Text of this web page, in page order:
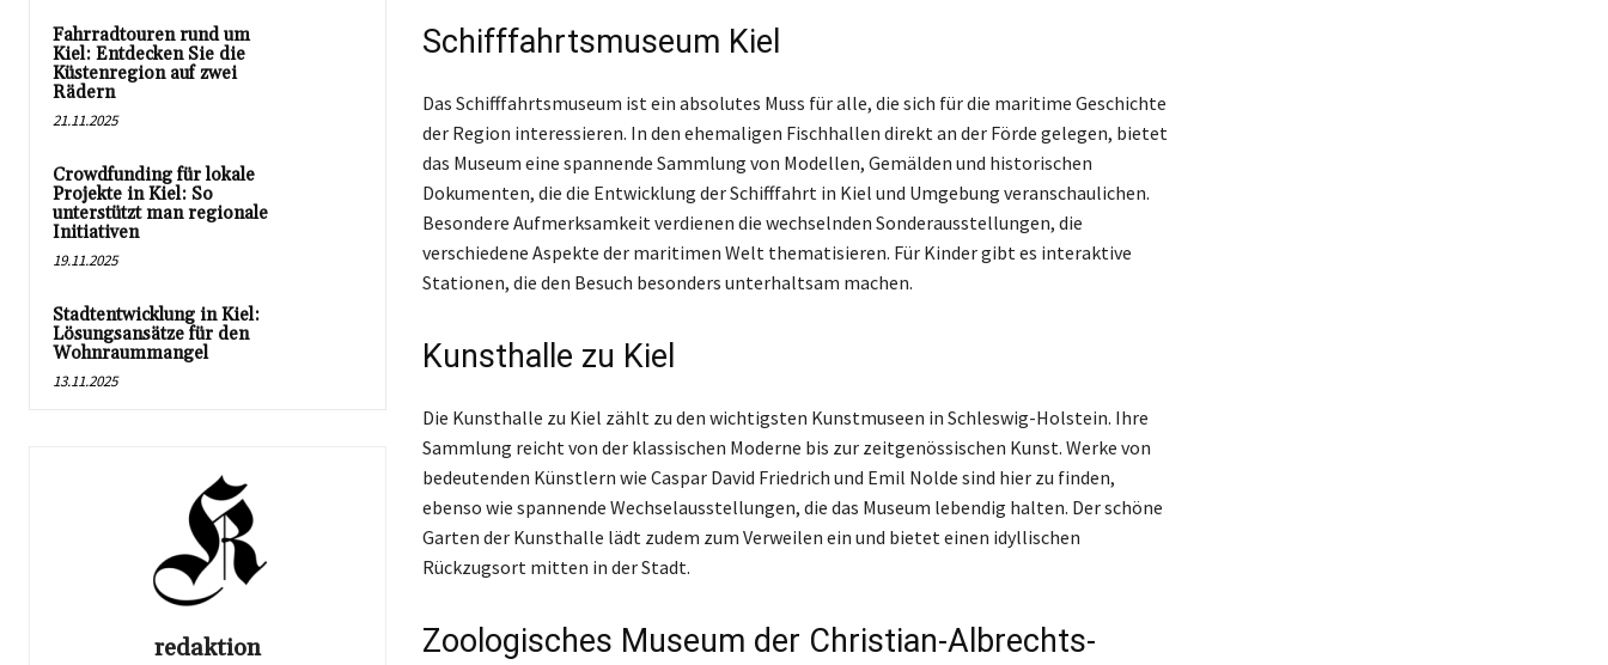
Fahrradtouren rund um
Kiel: Entdecken Sie die
Küstenregion auf zwei
Rädern
21.11.2025
Crowdfunding für lokale
Projekte in Kiel: So
unterstützt man regionale
Initiativen
19.11.2025
Stadtentwicklung in Kiel:
Lösungsansätze für den
Wohnraummangel
13.11.2025
redaktion
Schifffahrtsmuseum Kiel
Das Schifffahrtsmuseum ist ein absolutes Muss für alle, die sich für die maritime Geschichte
der Region interessieren. In den ehemaligen Fischhallen direkt an der Förde gelegen, bietet
das Museum eine spannende Sammlung von Modellen, Gemälden und historischen
Dokumenten, die die Entwicklung der Schifffahrt in Kiel und Umgebung veranschaulichen.
Besondere Aufmerksamkeit verdienen die wechselnden Sonderausstellungen, die
verschiedene Aspekte der maritimen Welt thematisieren. Für Kinder gibt es interaktive
Stationen, die den Besuch besonders unterhaltsam machen.
Kunsthalle zu Kiel
Die Kunsthalle zu Kiel zählt zu den wichtigsten Kunstmuseen in Schleswig-Holstein. Ihre
Sammlung reicht von der klassischen Moderne bis zur zeitgenössischen Kunst. Werke von
bedeutenden Künstlern wie Caspar David Friedrich und Emil Nolde sind hier zu finden,
ebenso wie spannende Wechselausstellungen, die das Museum lebendig halten. Der schöne
Garten der Kunsthalle lädt zudem zum Verweilen ein und bietet einen idyllischen
Rückzugsort mitten in der Stadt.
Zoologisches Museum der Christian-Albrechts-